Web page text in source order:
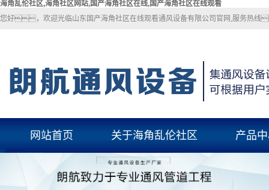
海角乱伦社区,海角社区网站,国产海角社区在线,国产海角社区在线观看
您好，欢迎光临山东国产海角社区在线观看通风设备有限公司官网,服务热
网站首页 关于海角乱伦社区
关于海角乱伦社区
产品